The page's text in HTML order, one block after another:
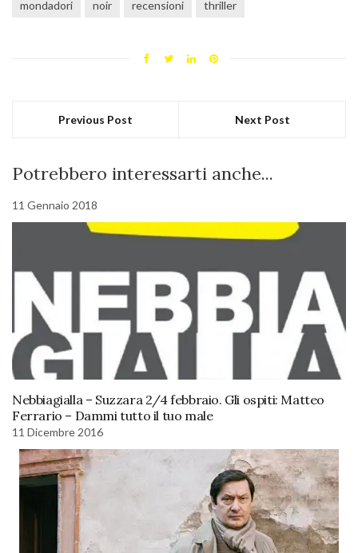
mondadori noir recensioni thriller
Previous Post Next Post
Potrebbero interessarti anche...
11 Gennaio 2018
Nebbiagialla – Suzzara 2/4 febbraio. Gli ospiti: Matteo
Ferrario – Dammi tutto il tuo male
11 Dicembre 2016